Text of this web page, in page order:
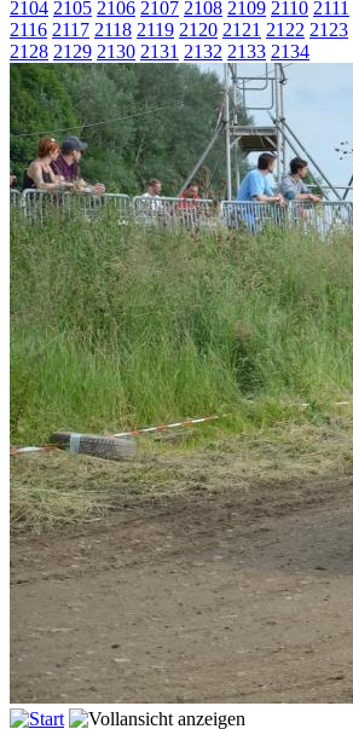
2104 2105 2106 2107 2108 2109 2110 2111
2116 2117 2118 2119 2120 2121 2122 2123
2128 2129 2130 2131 2132 2133 2134